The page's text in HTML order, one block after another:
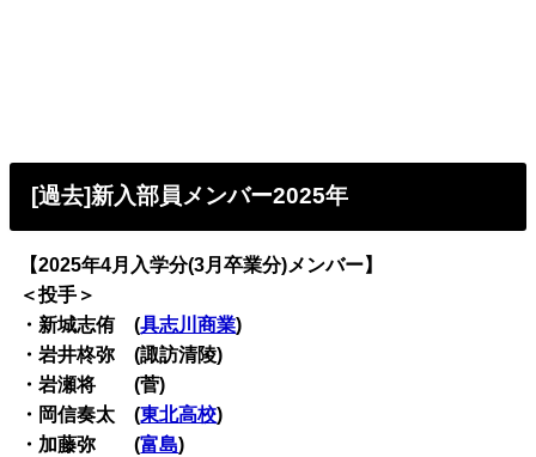
[過去]新入部員メンバー2025年
【2025年4月入学分(3月卒業分)メンバー】
＜投手＞
・新城志侑 (具志川商業)
・岩井柊弥 (諏訪清陵)
・岩瀬将 (菅)
・岡信奏太 (東北高校)
・加藤弥 (富島)